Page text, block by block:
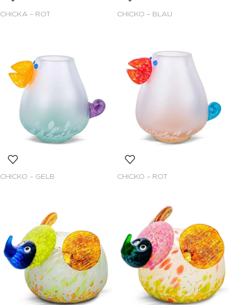
CHICKA – ROT CHICKO – BLAU
CHICKO – GELB CHICKO – ROT